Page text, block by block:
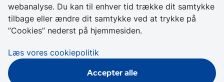
Genveje
Cookies
webanalyse. Du kan til enhver tid trække dit samtykke
tilbage eller ændre dit samtykke ved at trykke på
”Cookies” nederst på hjemmesiden.
Læs vores cookiepolitik
Accepter alle